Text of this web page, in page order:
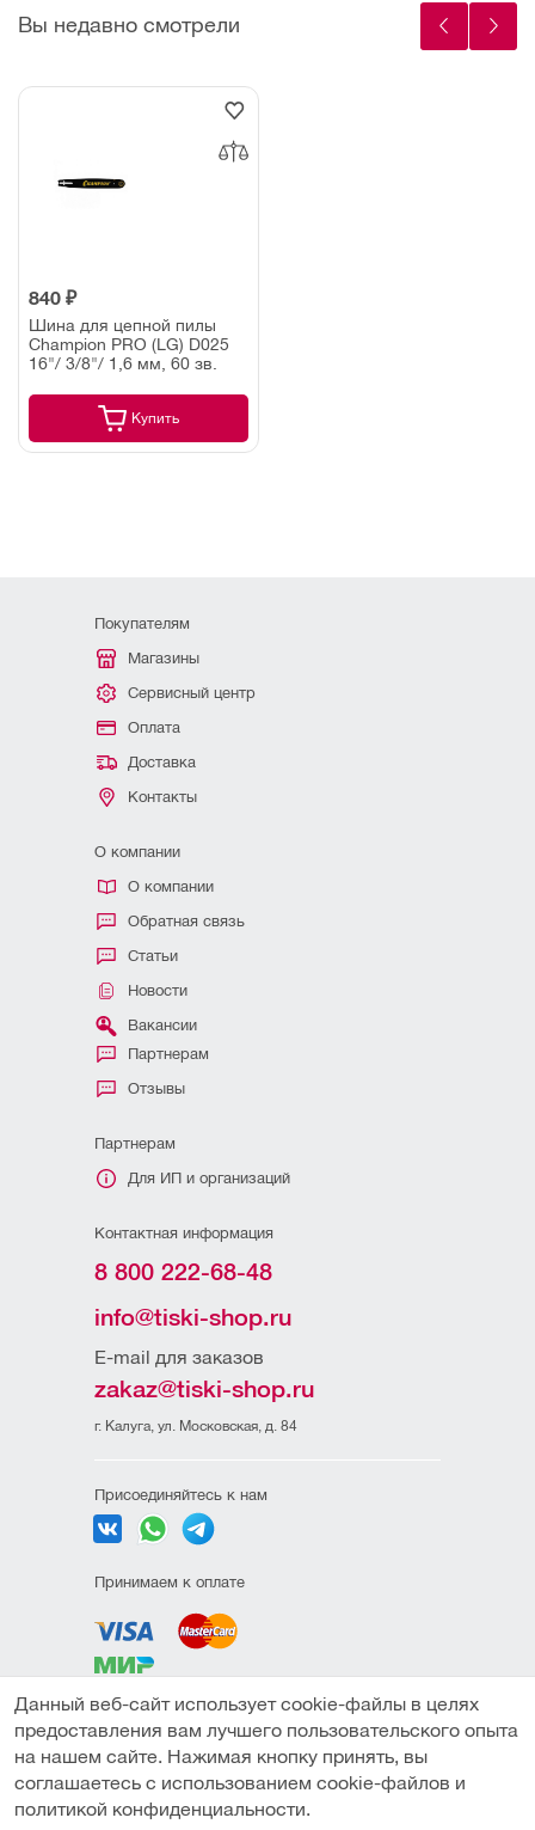
В корзину
Вы недавно смотрели
840 ₽
Шина для цепной пилы
Champion PRO (LG) D025
16"/ 3/8"/ 1,6 мм, 60 зв.
Купить
Покупателям
Магазины
Сервисный центр
Оплата
Доставка
Контакты
О компании
О компании
Обратная связь
Статьи
Новости
Вакансии
Партнерам
Отзывы
Партнерам
Для ИП и организаций
Контактная информация
8 800 222-68-48
info@tiski-shop.ru
E-mail для заказов
zakaz@tiski-shop.ru
г. Калуга, ул. Московская, д. 84
Присоединяйтесь к нам
Принимаем к оплате
конфиденциальности
соглашение
Публичная оферта
Данный веб-сайт использует cookie-файлы в целях
предоставления вам лучшего пользовательского опыта
на нашем сайте. Нажимая кнопку принять, вы
соглашаетесь с использованием cookie-файлов и
политикой конфиденциальности.